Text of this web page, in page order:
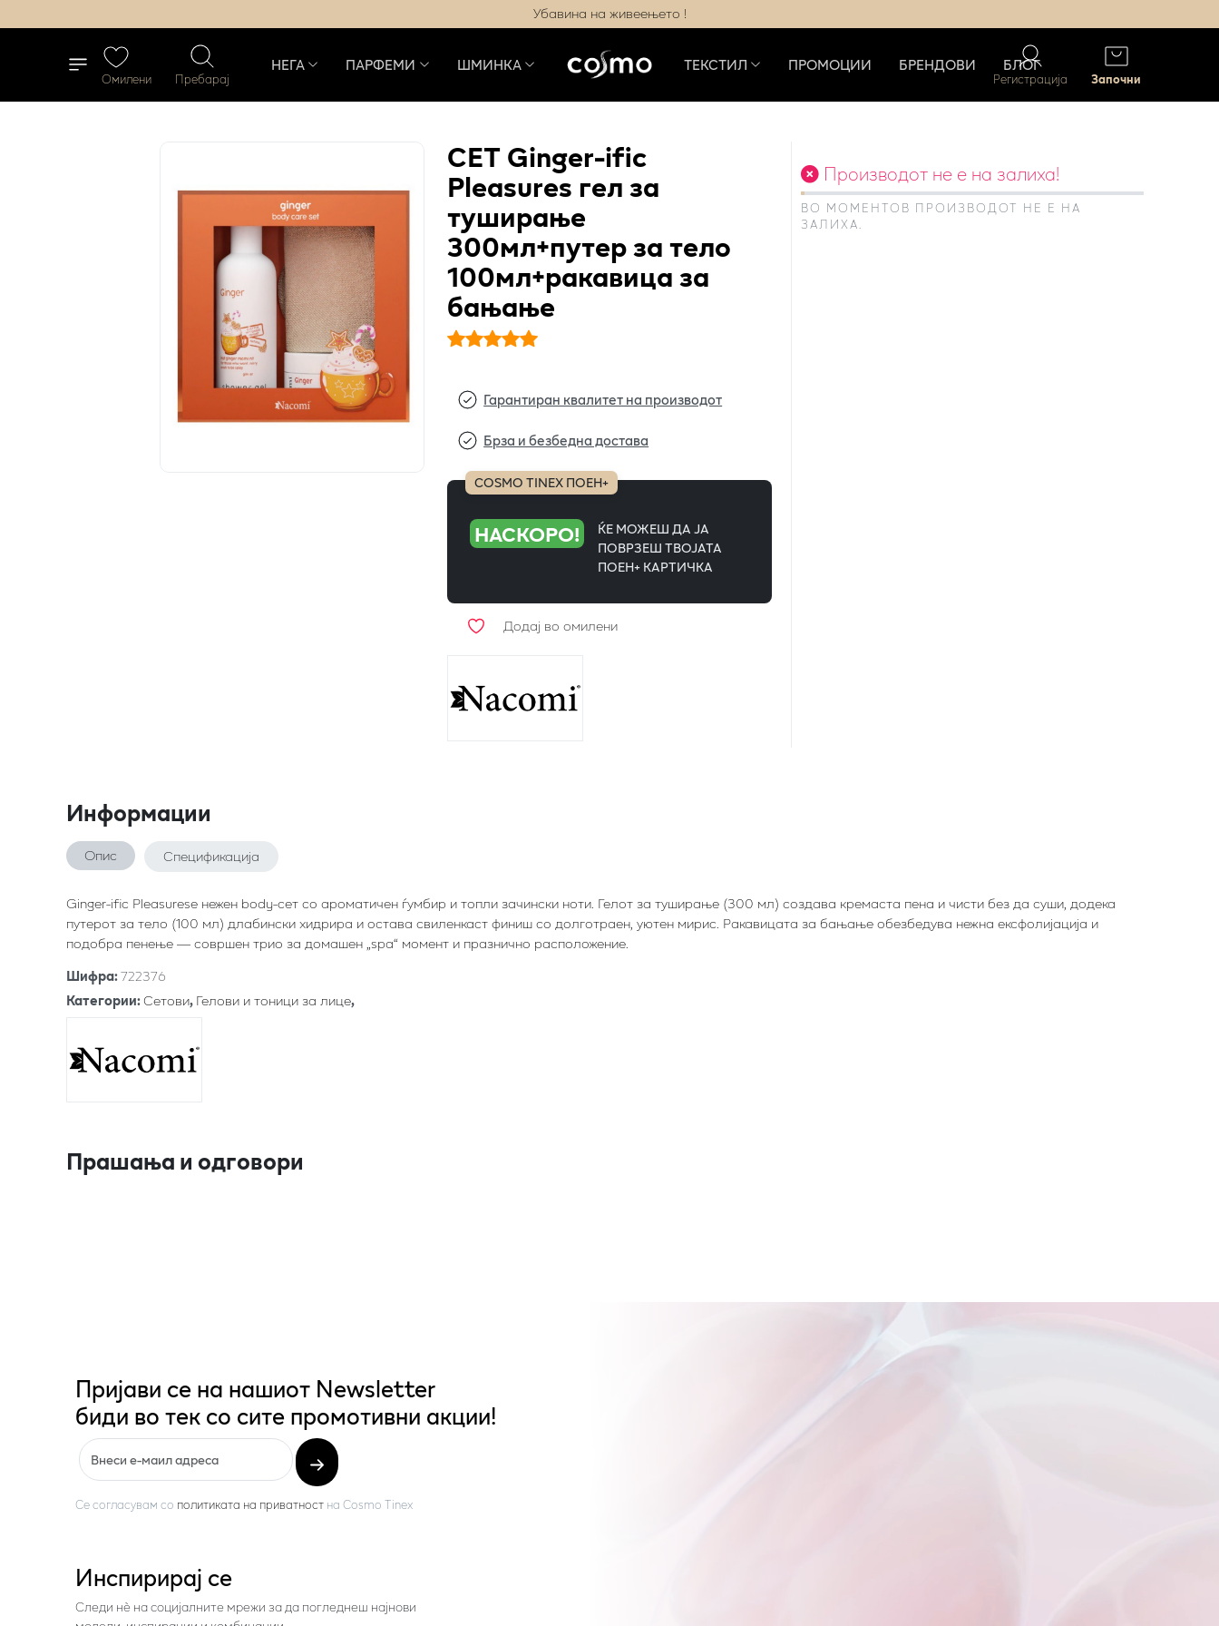
Убавина на живеењето !
Омилени Пребарај
НЕГА ПАРФЕМИ ШМИНКА ТЕКСТИЛ ПРОМОЦИИ БРЕНДОВИ БЛОГ
Регистрација Започни
СЕТ Ginger-ific
Pleasures гел за
туширање
300мл+путер за тело
100мл+ракавица за
бањање
Гарантиран квалитет на производот
Брза и безбедна достава
COSMO TINEX ПОЕН+
НАСКОРО!
ЌЕ МОЖЕШ ДА ЈА
ПОВРЗЕШ ТВОЈАТА
ПОЕН+ КАРТИЧКА
Додај во омилени
Производот не е на залиха!
ВО МОМЕНТОВ ПРОИЗВОДОТ НЕ Е НА
ЗАЛИХА.
Информации
Опис Спецификација
Ginger-ific Pleasuresе нежен body-сет со ароматичен ѓумбир и топли зачински ноти. Гелот за туширање (300 мл) создава кремаста пена и чисти без да суши, додека
путерот за тело (100 мл) длабински хидрира и остава свиленкаст финиш со долготраен, уютен мирис. Ракавицата за бањање обезбедува нежна ексфолијација и
подобра пенење — совршен трио за домашен „spa“ момент и празнично расположение.
Шифра:722376
Категории:Сетови,Гелови и тоници за лице,
Прашања и одговори
Пријави се на нашиот Newsletter
биди во тек со сите промотивни акции!
Се согласувам со политиката на приватност на Cosmo Tinex
Инспирирај се
Следи нѐ на социјалните мрежи за да погледнеш најнови